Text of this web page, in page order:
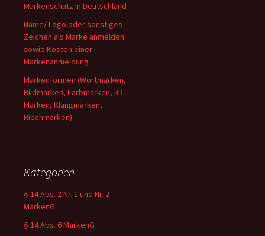
Markenschutz in Deutschland
Name/ Logo oder sonstiges
Zeichen als Marke anmelden
sowie Kosten einer
Markenanmeldung
Markenformen (Wortmarken,
Bildmarken, Farbmarken, 3D-
Marken, Klangmarken,
Riechmarken)
Kategorien
§ 14 Abs. 2 Nr. 1 und Nr. 2
MarkenG
§ 14 Abs. 6 MarkenG